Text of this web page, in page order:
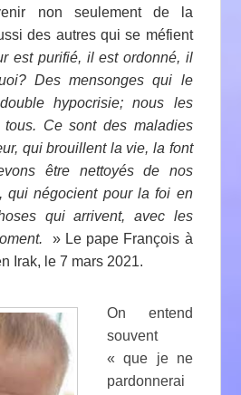
non seulement de la
des autres qui se méfient
est purifié, il est ordonné, il
Des mensonges qui le
hypocrisie; nous les
tous. Ce sont des maladies
qui brouillent la vie, la font
être nettoyés de nos
qui négocient pour la foi en
qui arrivent, avec les
» Le pape François à
Irak, le 7 mars 2021.
On entend
souvent
« que je ne
pardonnerai